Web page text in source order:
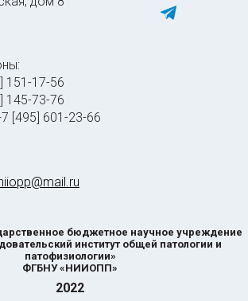
151-17-56
145-73-76
[495] 601-23-66
telegram
бюджетное научное учреждение
институт общей патологии и
патофизиологии»
ФГБНУ «НИИОПП»
2022